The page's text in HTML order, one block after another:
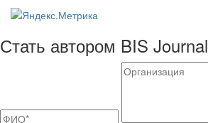
Стать автором BIS Journal